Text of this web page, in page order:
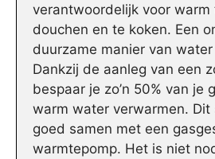
verantwoordelijk voor
douchen en te koken. Een
duurzame manier van
Dankzij de aanleg van een
bespaar je zo’n 50% van je
warm water verwarmen.
goed samen met een
warmtepomp. Het is niet